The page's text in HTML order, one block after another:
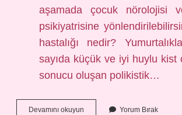
aşamada çocuk nörolojisi
psikiyatrisine
hastalığı nedir?
sayıda küçük ve iyi huylu kist
sonucu oluşan polikistik…
Devamını okuyun ÇocuklardaYorum Bırak